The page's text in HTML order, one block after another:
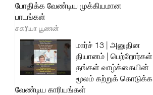
போதிக்க வேண்டிய முக்கியமான
பாடங்கள்
சகரியா பூணன்
மார்ச் 13 | அனுதின
தியானம் | பெற்றோர்கள்
தங்கள் வாழ்க்கையின்
மூலம் கற்றுக் கொடுக்க
வேண்டிய காரியங்கள்